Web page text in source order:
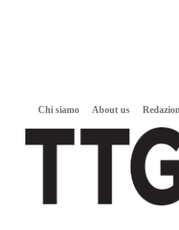
Chi siamo About us